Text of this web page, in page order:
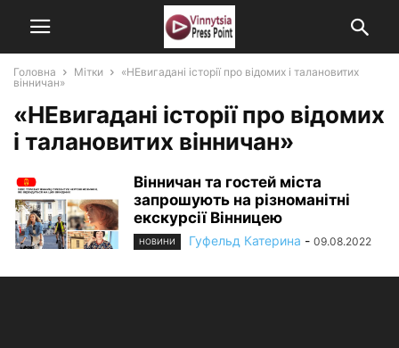
Головна Мітки
«НЕвигадані історії про відомих і талановитих
вінничан»
«НЕвигадані історії про відомих
і талановитих вінничан»
Вінничан та гостей міста
запрошують на різноманітні
екскурсії Вінницею
НОВИНИ Гуфельд Катерина - 09.08.2022